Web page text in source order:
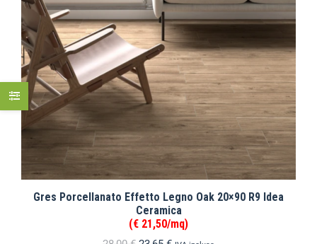
Gres Porcellanato Effetto Legno Oak 20×90 R9 Idea
Ceramica
(€ 21,50/mq)